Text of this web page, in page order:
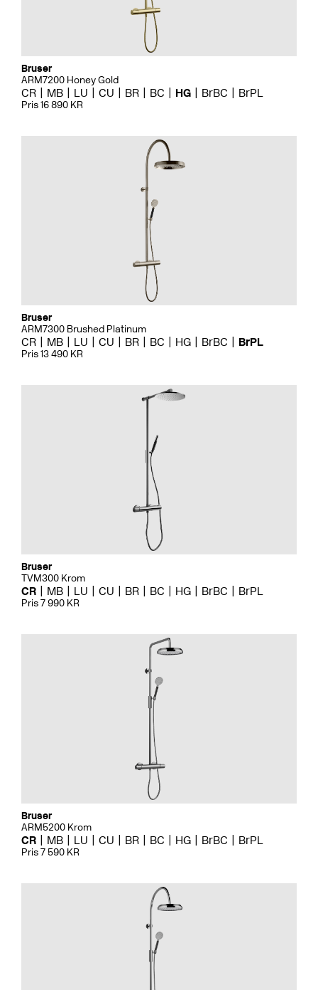
Bruser
ARM7200 Honey Gold
CR MB LU CU BR BC HG BrBC BrPL
Pris 16 890 KR
Bruser
ARM7300 Brushed Platinum
CR MB LU CU BR BC HG BrBC BrPL
Pris 13 490 KR
Bruser
TVM300 Krom
CR MB LU CU BR BC HG BrBC BrPL
Pris 7 990 KR
Bruser
ARM5200 Krom
CR MB LU CU BR BC HG BrBC BrPL
Pris 7 590 KR